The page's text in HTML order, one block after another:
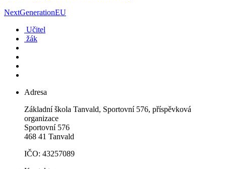
NextGenerationEU
Učitel
žák
Adresa
Základní škola Tanvald, Sportovní 576, příspěvková
organizace
Sportovní 576
468 41 Tanvald
IČO: 43257089